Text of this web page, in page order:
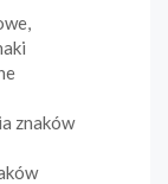
znaków